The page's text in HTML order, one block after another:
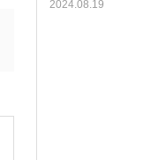
2024.08.19